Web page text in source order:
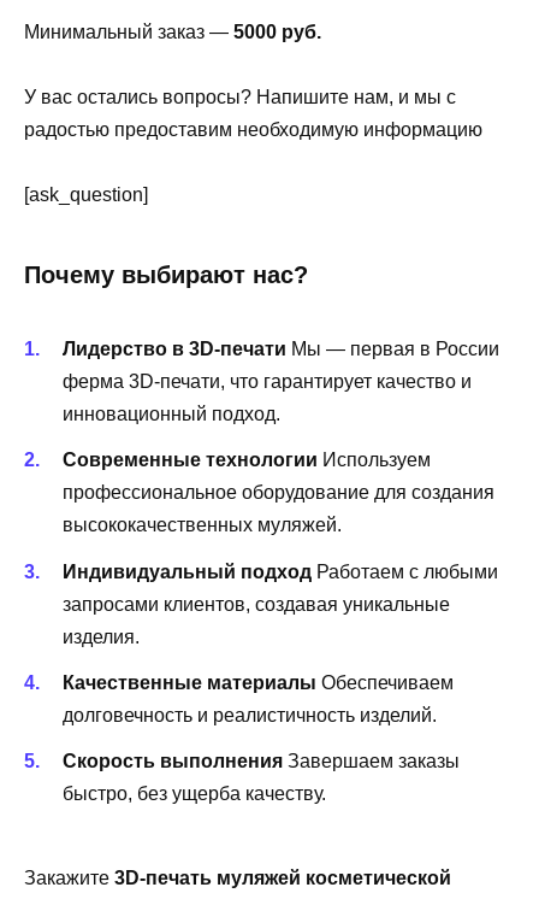
Минимальный заказ — 5000 руб.
У вас остались вопросы? Напишите нам, и мы с
радостью предоставим необходимую информацию
[ask_question]
Почему выбирают нас?
Лидерство в 3D-печати Мы — первая в России
ферма 3D-печати, что гарантирует качество и
инновационный подход.
Современные технологии Используем
профессиональное оборудование для создания
высококачественных муляжей.
Индивидуальный подход Работаем с любыми
запросами клиентов, создавая уникальные
изделия.
Качественные материалы Обеспечиваем
долговечность и реалистичность изделий.
Скорость выполнения Завершаем заказы
быстро, без ущерба качеству.
Закажите 3D-печать муляжей косметической